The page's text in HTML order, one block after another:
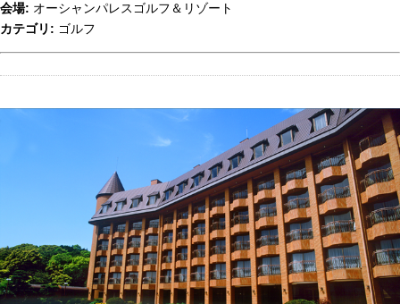
会場: オーシャンパレスゴルフ＆リゾート
カテゴリ: ゴルフ